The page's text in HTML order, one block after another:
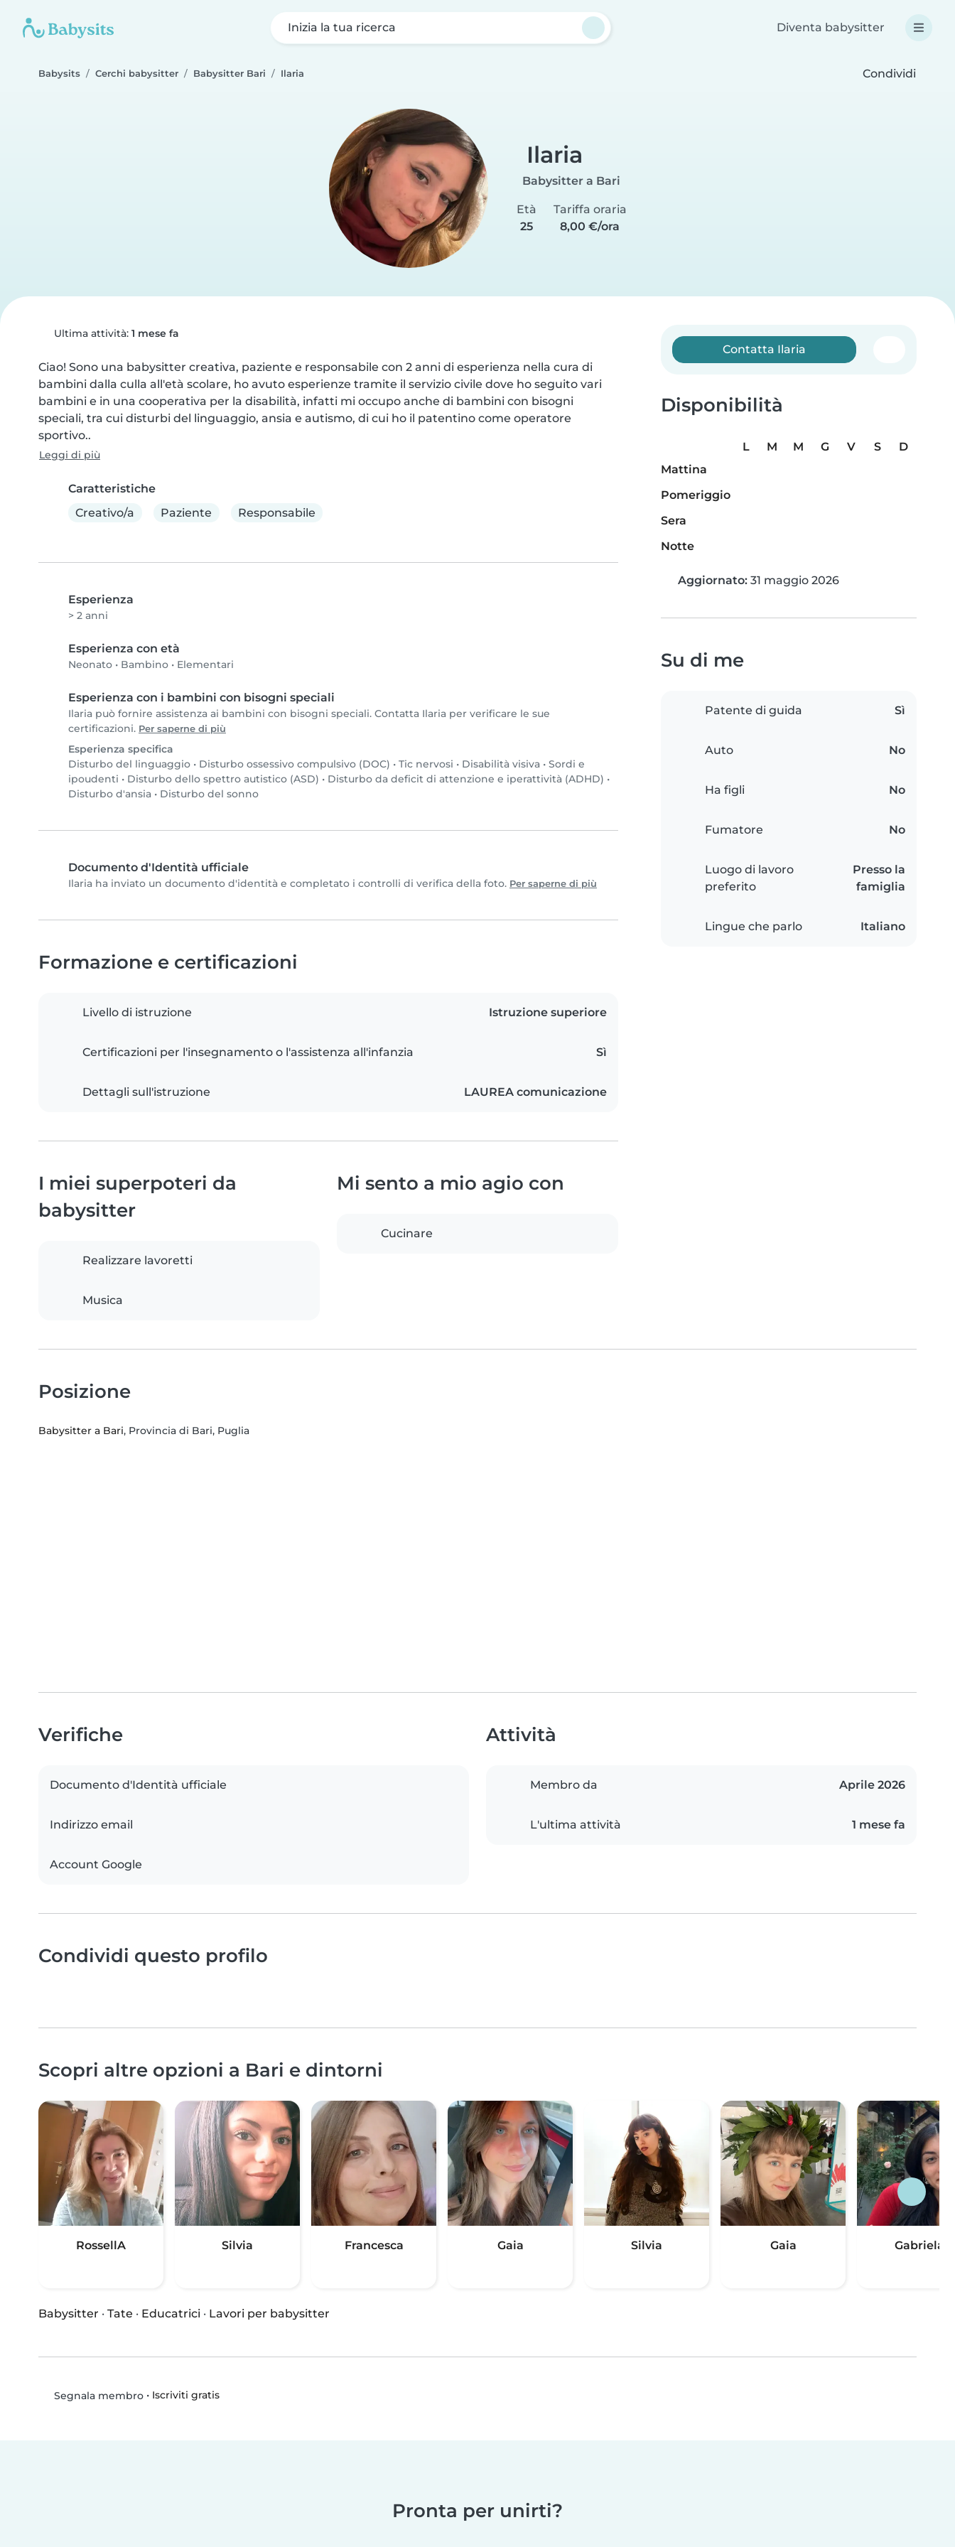
Inizia la tua ricerca Diventa babysitter
Babysits Cerchi babysitter Babysitter Bari Ilaria Condividi
Ilaria
Babysitter a Bari
Età
25
Tariffa oraria
8,00 €/ora
Ultima attività: 1 mese fa
Ciao! Sono una babysitter creativa, paziente e responsabile con 2 anni di esperienza nella cura di
bambini dalla culla all'età scolare, ho avuto esperienze tramite il servizio civile dove ho seguito vari
bambini e in una cooperativa per la disabilità, infatti mi occupo anche di bambini con bisogni
speciali, tra cui disturbi del linguaggio, ansia e autismo, di cui ho il patentino come operatore
sportivo..
Leggi di più
Caratteristiche
Creativo/a
Paziente Responsabile
Esperienza
> 2 anni
Esperienza con età
Neonato • Bambino • Elementari
Esperienza con i bambini con bisogni speciali
Ilaria può fornire assistenza ai bambini con bisogni speciali. Contatta Ilaria per verificare le sue
certificazioni. Per saperne di più
Esperienza specifica
Disturbo del linguaggio • Disturbo ossessivo compulsivo (DOC) • Tic nervosi • Disabilità visiva • Sordi e
ipoudenti • Disturbo dello spettro autistico (ASD) • Disturbo da deficit di attenzione e iperattività (ADHD) •
Disturbo d'ansia • Disturbo del sonno
Documento d'Identità ufficiale
Ilaria ha inviato un documento d'identità e completato i controlli di verifica della foto. Per saperne di più
Contatta Ilaria
Disponibilità
L M M G V S
D
Mattina
Pomeriggio
Sera
Notte
Aggiornato: 31 maggio 2026
Su di me
Patente di guida Sì
Auto No
Ha figli No
Fumatore No
Luogo di lavoro
preferito
Presso la
famiglia
Lingue che parlo Italiano
Formazione e certificazioni
Livello di istruzione Istruzione superiore
Certificazioni per l'insegnamento o l'assistenza all'infanzia Sì
Dettagli sull'istruzione LAUREA comunicazione
I miei superpoteri da
babysitter
Realizzare lavoretti
Musica
Mi sento a mio agio con
Cucinare
Posizione
Babysitter a Bari, Provincia di Bari, Puglia
Verifiche
Documento d'Identità ufficiale
Indirizzo email
Account Google
Attività
Membro da Aprile 2026
L'ultima attività 1 mese fa
Condividi questo profilo
Scopri altre opzioni a Bari e dintorni
RossellA Silvia Francesca Gaia Silvia Gaia
Gabriela
Babysitter · Tate · Educatrici · Lavori per babysitter
Segnala membro• Iscriviti gratis
Pronta per unirti?